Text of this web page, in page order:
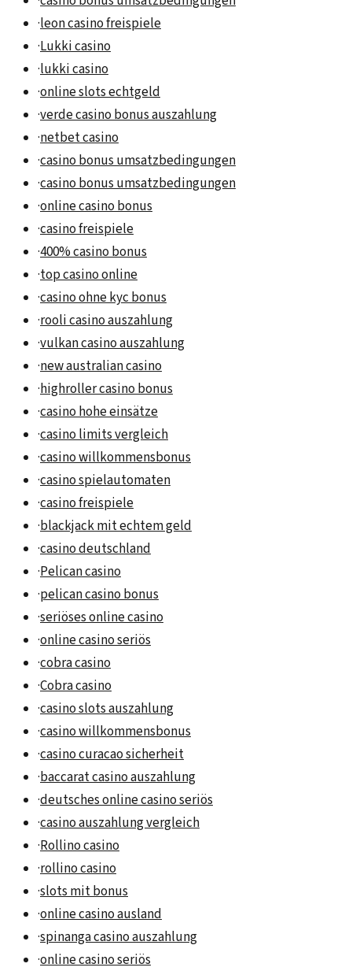
·leon casino freispiele
·Lukki casino
·lukki casino
·online slots echtgeld
·verde casino bonus auszahlung
·netbet casino
·casino bonus umsatzbedingungen
·casino bonus umsatzbedingungen
·online casino bonus
·casino freispiele
·400% casino bonus
·top casino online
·casino ohne kyc bonus
·rooli casino auszahlung
·vulkan casino auszahlung
·new australian casino
·highroller casino bonus
·casino hohe einsätze
·casino limits vergleich
·casino willkommensbonus
·casino spielautomaten
·casino freispiele
·blackjack mit echtem geld
·casino deutschland
·Pelican casino
·pelican casino bonus
·seriöses online casino
·online casino seriös
·cobra casino
·Cobra casino
·casino slots auszahlung
·casino willkommensbonus
·casino curacao sicherheit
·baccarat casino auszahlung
·deutsches online casino seriös
·casino auszahlung vergleich
·Rollino casino
·rollino casino
·slots mit bonus
·online casino ausland
·spinanga casino auszahlung
·online casino seriös